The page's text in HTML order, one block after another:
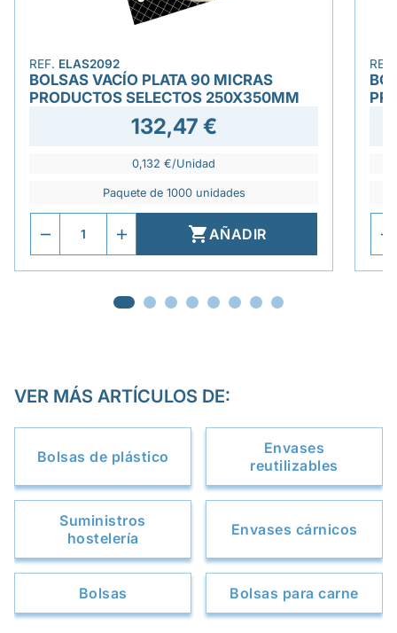
REF. ELAS2092
BOLSAS VACÍO PLATA 90 MICRAS
PRODUCTOS SELECTOS 250X350MM
132,47 €
0,132 €/Unidad
Paquete de 1000 unidades
AÑADIR
VER MÁS ARTÍCULOS DE:
Bolsas de plástico
Envases
reutilizables
Suministros
hostelería
Envases cárnicos
Bolsas Bolsas para carne